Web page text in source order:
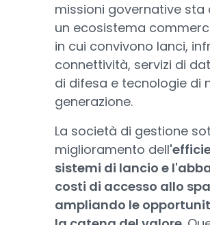
missioni governative sta
un ecosistema
in cui convivono lanci,
connettività, servizi di
di difesa e tecnologie di
generazione.
La società di gestione
miglioramento dell
sistemi di lancio e
costi di accesso allo
ampliando le